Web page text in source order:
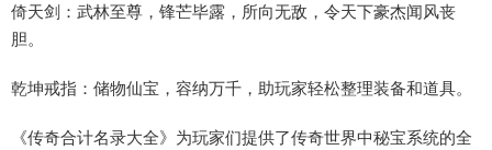
倚天剑：武林至尊，锋芒毕露，所向无敌，令天下豪杰闻风丧
胆。
乾坤戒指：储物仙宝，容纳万千，助玩家轻松整理装备和道具。
《传奇合计名录大全》为玩家们提供了传奇世界中秘宝系统的全